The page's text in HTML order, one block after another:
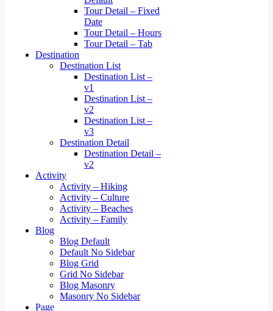
Tour Detail – Fixed
Date
Tour Detail – Hours
Tour Detail – Tab
Destination
Destination List
Destination List –
v1
Destination List –
v2
Destination List –
v3
Destination Detail
Destination Detail –
v2
Activity
Activity – Hiking
Activity – Culture
Activity – Beaches
Activity – Family
Blog
Blog Default
Default No Sidebar
Blog Grid
Grid No Sidebar
Blog Masonry
Masonry No Sidebar
Page